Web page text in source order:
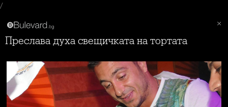
/
Преслава духа свещичката на тортата